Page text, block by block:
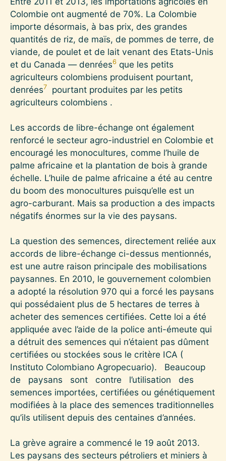
Colombie ont augmenté de 70%. La Colombie
importe désormais, à bas prix, des grandes
quantités de riz, de maïs, de pommes de terre, de
viande, de poulet et de lait venant des Etats-Unis
et du Canada ― denrées6 que les petits
agriculteurs colombiens produisent pourtant,
denrées7
pourtant produites par les petits
agriculteurs colombiens .
Les accords de libre-échange ont également
renforcé le secteur agro-industriel en Colombie et
encouragé les monocultures, comme l’huile de
palme africaine et la plantation de bois à grande
échelle. L’huile de palme africaine a été au centre
du boom des monocultures puisqu’elle est un
agro-carburant. Mais sa production a des impacts
négatifs énormes sur la vie des paysans.
La question des semences, directement reliée aux
accords de libre-échange ci-dessus mentionnés,
est une autre raison principale des mobilisations
paysannes. En 2010, le gouvernement colombien
a adopté la résolution 970 qui a forcé les paysans
qui possédaient plus de 5 hectares de terres à
acheter des semences certifiées. Cette loi a été
appliquée avec l’aide de la police anti-émeute qui
a détruit des semences qui n’étaient pas dûment
certifiées ou stockées sous le critère ICA (
Instituto Colombiano Agropecuario). Beaucoup
de paysans sont contre l’utilisation des
semences importées, certifiées ou génétiquement
modifiées à la place des semences traditionnelles
qu’ils utilisent depuis des centaines d’années.
La grève agraire a commencé le 19 août 2013.
Les paysans des secteurs pétroliers et miniers à